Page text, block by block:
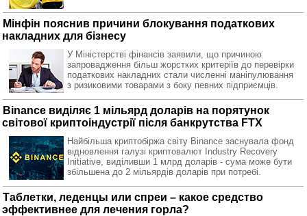
Мінфін пояснив причини блокування податкових
накладних для бізнесу
У Міністерстві фінансів заявили, що причиною
запровадження більш жорстких критеріїв до перевірки
податкових накладних стали численні маніпулювання
з ризиковими товарами з боку певних підприємців.
Binance виділяє 1 мільярд доларів на порятунок
світової криптоіндустрії після банкрутства FTX
Найбільша криптобіржа світу Binance заснувала фонд
відновлення галузі криптовалют Industry Recovery
Initiative, виділивши 1 млрд доларів - сума може бути
збільшена до 2 мільярдів доларів при потребі.
Таблетки, леденцы или спреи – какое средство
эффективнее для лечения горла?